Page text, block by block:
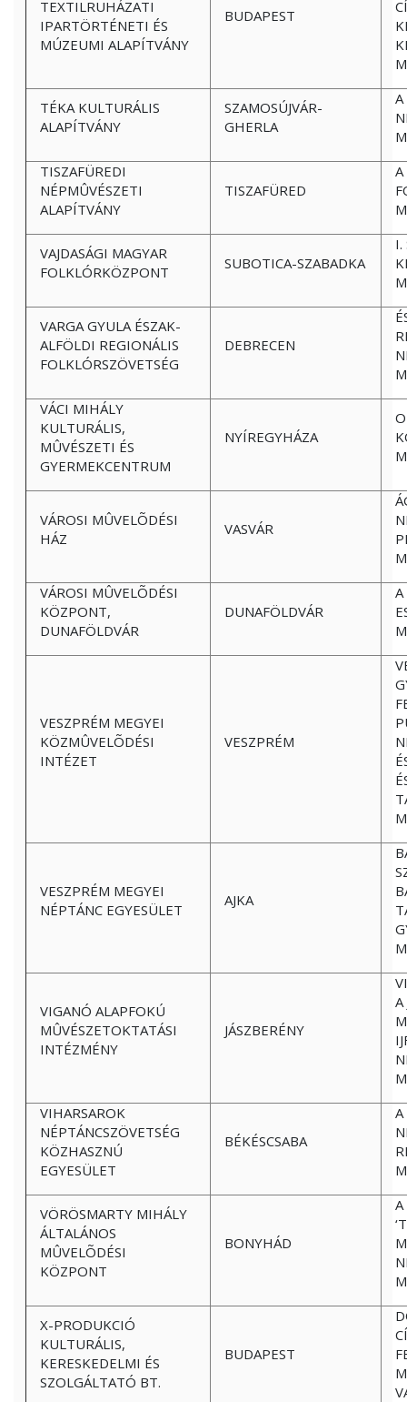
TEXTILRUHÁZATI
IPARTÖRTÉNETI ÉS
MÚZEUMI ALAPÍTVÁNY
BUDAPEST
TÉKA KULTURÁLIS
ALAPÍTVÁNY
SZAMOSÚJVÁR-
GHERLA
TISZAFÜREDI
NÉPMÛVÉSZETI
ALAPÍTVÁNY
TISZAFÜRED
VAJDASÁGI MAGYAR
FOLKLÓRKÖZPONT
SUBOTICA-SZABADKA
I.
VARGA GYULA ÉSZAK-
ALFÖLDI REGIONÁLIS
FOLKLÓRSZÖVETSÉG
DEBRECEN
VÁCI MIHÁLY
KULTURÁLIS,
MÛVÉSZETI ÉS
GYERMEKCENTRUM
NYÍREGYHÁZA
VÁROSI MÛVELÕDÉSI
HÁZ
VASVÁR
VÁROSI MÛVELÕDÉSI
KÖZPONT,
DUNAFÖLDVÁR
DUNAFÖLDVÁR
A
VESZPRÉM MEGYEI
KÖZMÛVELÕDÉSI
INTÉZET
VESZPRÉM
VESZPRÉM MEGYEI
NÉPTÁNC EGYESÜLET
AJKA
VIGANÓ ALAPFOKÚ
MÛVÉSZETOKTATÁSI
INTÉZMÉNY
JÁSZBERÉNY
A
VIHARSAROK
NÉPTÁNCSZÖVETSÉG
KÖZHASZNÚ
EGYESÜLET
BÉKÉSCSABA
A
VÖRÖSMARTY MIHÁLY
ÁLTALÁNOS
MÛVELÕDÉSI
KÖZPONT
BONYHÁD
X-PRODUKCIÓ
KULTURÁLIS,
KERESKEDELMI ÉS
SZOLGÁLTATÓ BT.
BUDAPEST